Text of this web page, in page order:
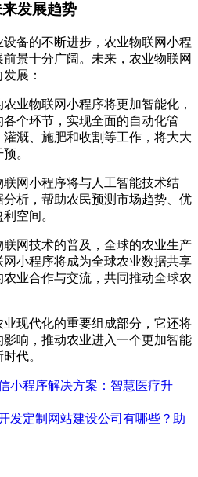
发展趋势
备的不断进步，农业物联网小程
景十分广阔。未来，农业物联网
展：
业物联网小程序将更加智能化，
个环节，实现全面的自动化管
溉、施肥和收割等工作，将大大
。
网小程序将与人工智能技术结
析，帮助农民预测市场趋势、优
空间。
网技术的普及，全球的农业生产
小程序将成为全球农业数据共享
业合作与交流，共同推动全球农
现代化的重要组成部分，它还将
响，推动农业进入一个更加智能
代。
小程序解决方案：智慧医疗升
发定制网站建设公司有哪些？助